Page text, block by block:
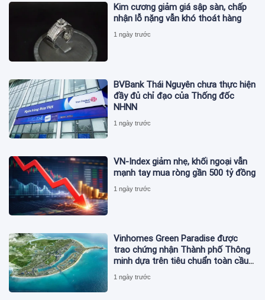
Kim cương giảm giá sập sàn, chấp
nhận lỗ nặng vẫn khó thoát hàng
1 ngày trước
BVBank Thái Nguyên chưa thực hiện
đầy đủ chỉ đạo của Thống đốc
NHNN
1 ngày trước
VN-Index giảm nhẹ, khối ngoại vẫn
mạnh tay mua ròng gần 500 tỷ đồng
1 ngày trước
Vinhomes Green Paradise được
trao chứng nhận Thành phố Thông
minh dựa trên tiêu chuẩn toàn cầu
ISO 37122
1 ngày trước